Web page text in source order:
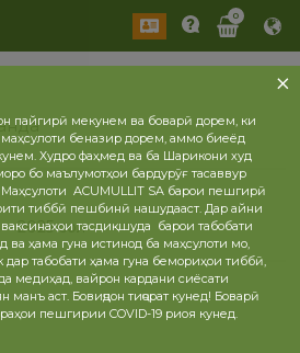
0
2025 сол
пайгирӣ мекунем ва боварӣ дорем, ки
беназир дорем, аммо биеёд
Худро фаҳмед ва ба Шарикони худ
бо маълумотҳои бардурӯғ тасаввур
ACUMULLIT SA барои пешгирӣ
тиббӣ пешбинӣ нашудааст. Дар айни
ваксинаҳои тасдиқшуда барои табобати
ва ҳама гуна истинод ба маҳсулоти мо,
дар табобати ҳама гуна бемориҳои тиббӣ,
медиҳад, вайрон кардани сиёсати
манъ аст. Бовиҷдон тиҷорат кунед! Боварӣ
пешгирии COVID-19 риоя кунед.